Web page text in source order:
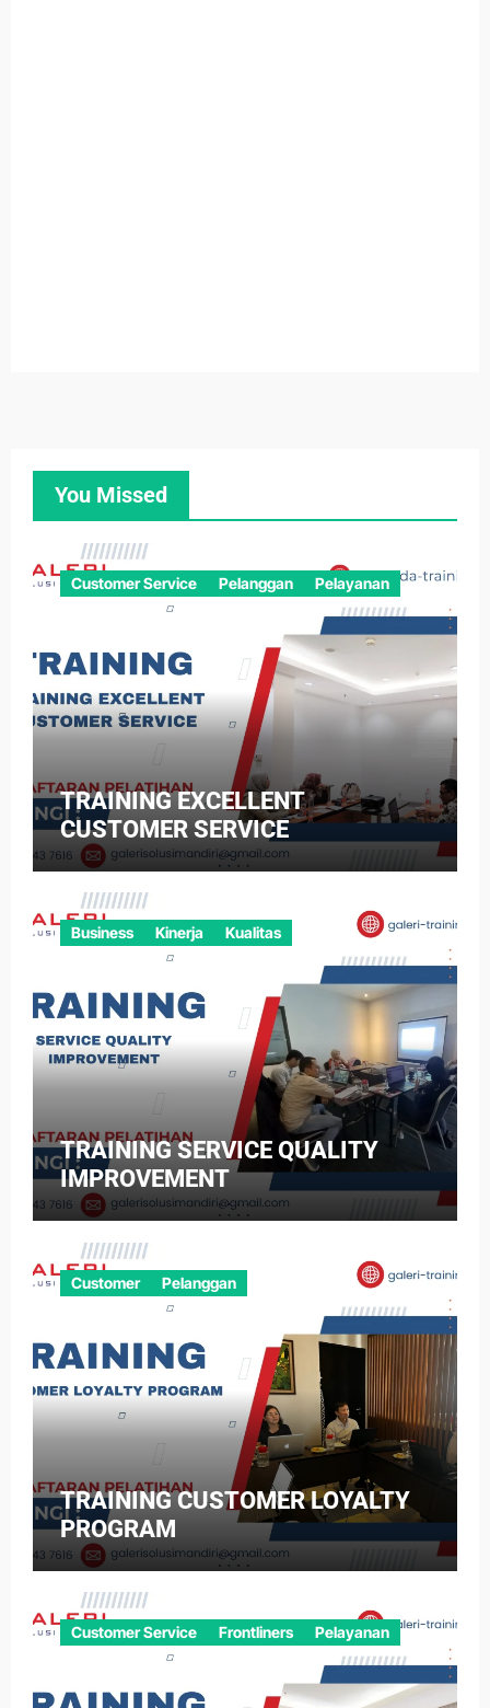
You Missed
Customer Service Pelanggan Pelayanan
TRAINING EXCELLENT
CUSTOMER SERVICE
Business Kinerja Kualitas
TRAINING SERVICE QUALITY
IMPROVEMENT
Customer Pelanggan
TRAINING CUSTOMER LOYALTY
PROGRAM
Customer Service Frontliners Pelayanan